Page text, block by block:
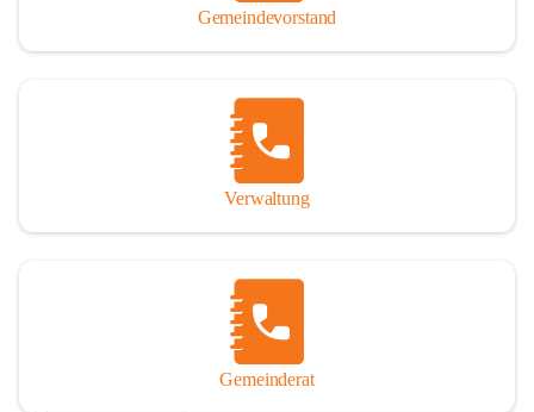
Gemeindevorstand
Verwaltung
Gemeinderat